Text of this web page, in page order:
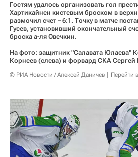
Гостям удалось организовать гол
Хартикайнен кистевым броском в
размочил счет – 6:1. Точку в матче
Гусев, установивший окончательный
броска а-ля Овечкин.
На фото: защитник "Салавата Юлаева"
Корнеев (слева) и форвард СКА Сергей
© РИА Новости / Алексей Даничев Перейти